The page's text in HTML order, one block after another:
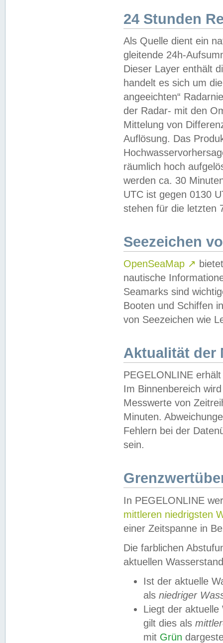
24 Stunden
Als Quelle dient ein
gleitende 24h-
Dieser Layer enthält
handelt es sich um
angeeichten“
der Radar- mit den
Mittelung von
Auflösung. Das
räumlich hoch
werden ca. 30
UTC ist gegen 0130
stehen für die letzten
Seezeichen
OpenSeaMap ↗
nautische
Seamarks sind
Booten und Schiffen
von Seezeichen wie
Aktualität der
PEGELONLINE
Im Binnenbereich
Messwerte von
Minuten.
Fehlern bei der
sein.
In PEGELONLINE
mittleren niedrigsten
einer Zeitspanne in
Die farblichen
aktuellen
Ist der aktuelle
als niedriger
Liegt der
gilt dies als
mit Grün